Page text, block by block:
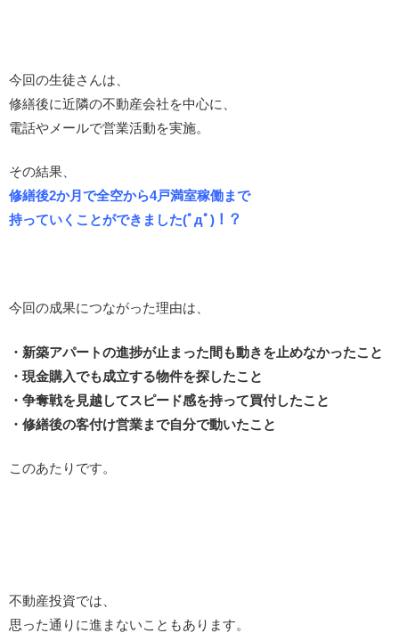
今回の生徒さんは、
修繕後に近隣の不動産会社を中心に、
電話やメールで営業活動を実施。
その結果、
修繕後2か月で全空から4戸満室稼働まで
持っていくことができました(ﾟдﾟ)！？
今回の成果につながった理由は、
・新築アパートの進捗が止まった間も動きを止めなかったこと
・現金購入でも成立する物件を探したこと
・争奪戦を見越してスピード感を持って買付したこと
・修繕後の客付け営業まで自分で動いたこと
このあたりです。
不動産投資では、
思った通りに進まないこともあります。